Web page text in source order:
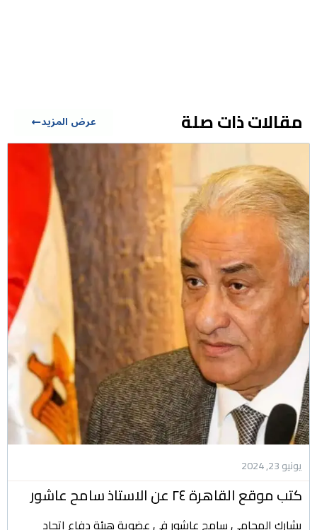
مقالات ذات صلة عرض المزيد
يونيو 23, 2024
كتب موقع القاهرة ٢٤ عن الاستاذ سامح عاشور
يشارك المحامي سامح عاشور في عضوية هيئة دفاع اتحاد